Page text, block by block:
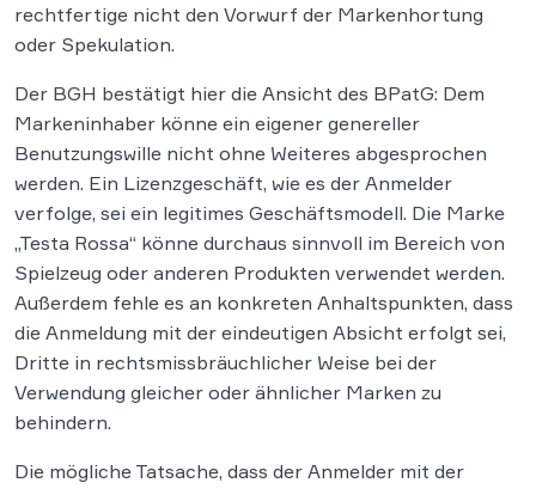
rechtfertige nicht den Vorwurf der Markenhortung
oder Spekulation.
Der BGH bestätigt hier die Ansicht des BPatG: Dem
Markeninhaber könne ein eigener genereller
Benutzungswille nicht ohne Weiteres abgesprochen
werden. Ein Lizenzgeschäft, wie es der Anmelder
verfolge, sei ein legitimes Geschäftsmodell. Die Marke
„Testa Rossa“ könne durchaus sinnvoll im Bereich von
Spielzeug oder anderen Produkten verwendet werden.
Außerdem fehle es an konkreten Anhaltspunkten, dass
die Anmeldung mit der eindeutigen Absicht erfolgt sei,
Dritte in rechtsmissbräuchlicher Weise bei der
Verwendung gleicher oder ähnlicher Marken zu
behindern.
Die mögliche Tatsache, dass der Anmelder mit der